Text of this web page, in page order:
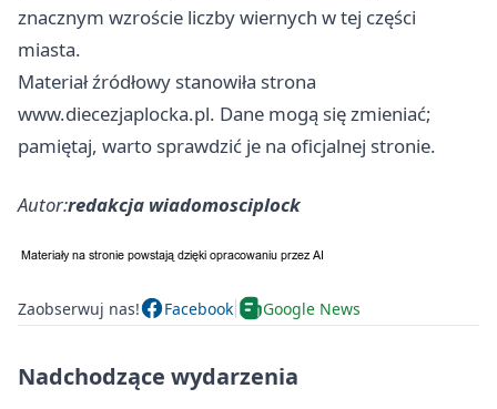
znacznym wzroście liczby wiernych w tej części
miasta.
Materiał źródłowy stanowiła strona
www.diecezjaplocka.pl. Dane mogą się zmieniać;
pamiętaj, warto sprawdzić je na oficjalnej stronie.
Autor:redakcja wiadomosciplock
Zaobserwuj nas! Facebook Google News
Nadchodzące wydarzenia